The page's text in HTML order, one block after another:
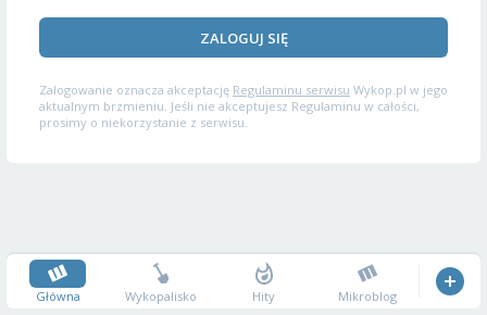
ZALOGUJ SIĘ
Zalogowanie oznacza akceptację Regulaminu serwisu Wykop.pl w jego
aktualnym brzmieniu. Jeśli nie akceptujesz Regulaminu w całości,
prosimy o niekorzystanie z serwisu.
Główna Wykopalisko Hity Mikroblog